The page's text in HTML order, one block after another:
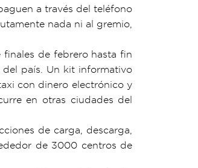
a través del teléfono
nada ni al gremio,
finales de febrero hasta fin
del país. Un kit informativo
con dinero electrónico y
en otras ciudades del
de carga, descarga,
de 3000 centros de